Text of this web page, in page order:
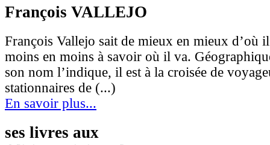
François VALLEJO
François Vallejo sait de mieux en mieux d’où
moins en moins à savoir où il va.
son nom l’indique, il est à la croisée de
stationnaires de (...)
En savoir plus...
ses livres aux